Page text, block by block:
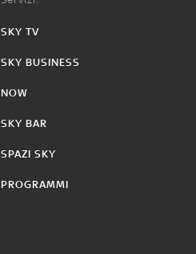
SKY TV
SKY BUSINESS
NOW
SKY BAR
SPAZI SKY
PROGRAMMI